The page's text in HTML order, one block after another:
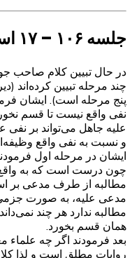
جلسه ۱۰۶ – ۱۷ اسفند ۱۳۹۹
در حال تبیین کلام صاحب
چند مرحله تبیین کرده‌اند
پنج مرحله است). ایشان
نفی واقع نیست تا قسم
علیه جاهل می‌تواند بر
و نسبت به نفی واقع
ایشان در مرحله اول
چون درست است که به واقع
مطالبه از طرف مدعی بر
مدعی علیه، به صورت
مطالبه ندارد هر چند
همان قسم بخورد.
بعد فرمودند اگر چه علماء
روایات مطلق است و لذا